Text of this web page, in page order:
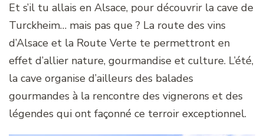
Et s’il tu allais en Alsace, pour découvrir la cave de
Turckheim… mais pas que ? La route des vins
d’Alsace et la Route Verte te permettront en
effet d’allier nature, gourmandise et culture. L’été,
la cave organise d’ailleurs des balades
gourmandes à la rencontre des vignerons et des
légendes qui ont façonné ce terroir exceptionnel.